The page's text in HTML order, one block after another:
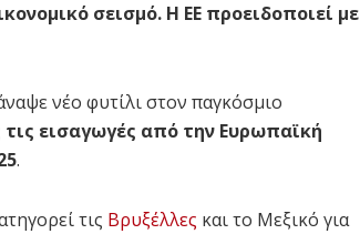
σεισμό. Η ΕΕ προειδοποιεί με
νέο φυτίλι στον παγκόσμιο
εισαγωγές από την Ευρωπαϊκή
.
τις Βρυξέλλες και το Μεξικό για